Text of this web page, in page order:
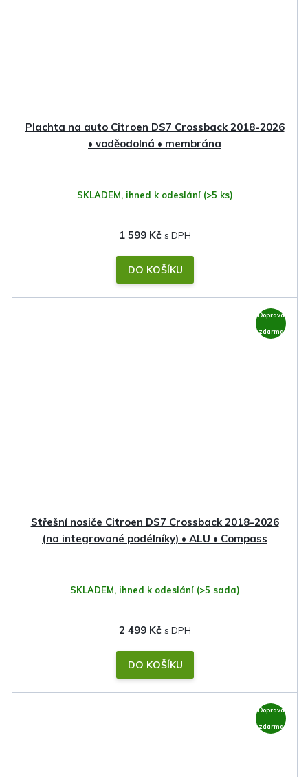
Plachta na auto Citroen DS7 Crossback 2018-2026
• voděodolná • membrána
SKLADEM, ihned k odeslání (>5 ks)
1 599 Kč
DO KOŠÍKU
Doprava
zdarma
Střešní nosiče Citroen DS7 Crossback 2018-2026
(na integrované podélníky) • ALU • Compass
SKLADEM, ihned k odeslání (>5 sada)
2 499 Kč
DO KOŠÍKU
Doprava
zdarma